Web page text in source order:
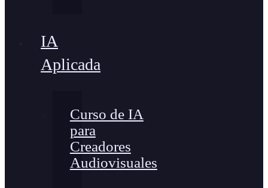
IA
Aplicada
Curso de IA
para
Creadores
Audiovisuales